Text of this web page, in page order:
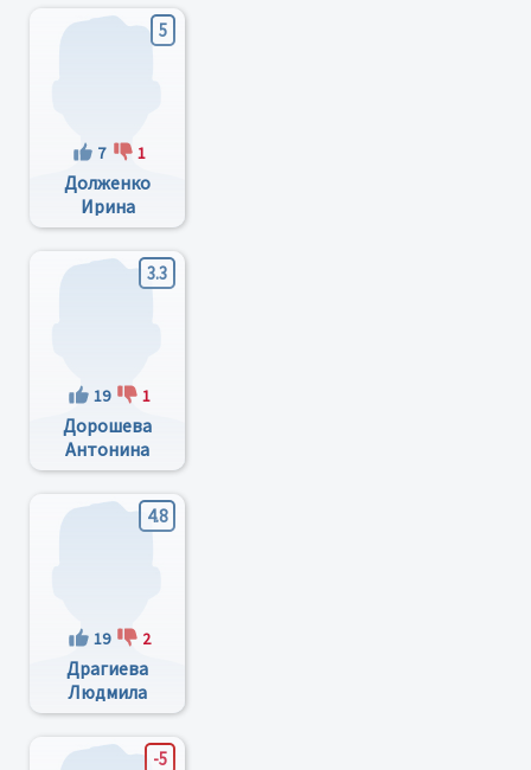
5
7 1
Долженко
Ирина
Викторовна
3.3
19 1
Дорошева
Антонина
Александровна
4.8
19 2
Драгиева
Людмила
Васильевна
-5